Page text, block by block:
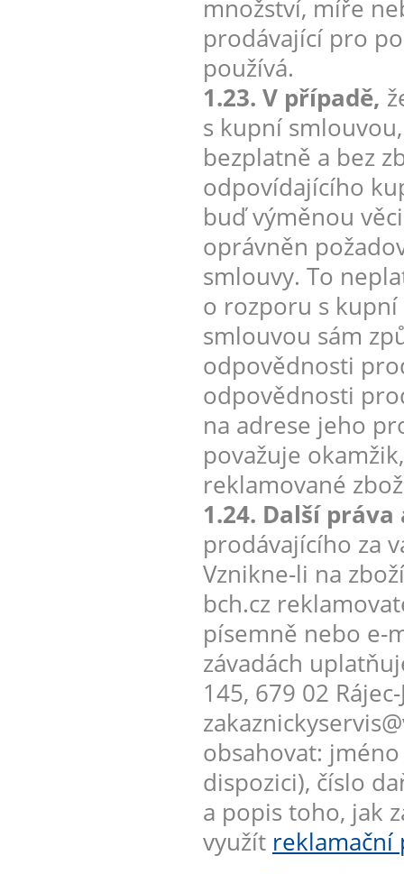
množství, míře
prodávající pro
používá.
1.23. V případě,
s kupní
bezplatně a bez
odpovídajícího
buď výměnou
oprávněn
smlouvy. To
o rozporu s
smlouvou sám
odpovědnosti
odpovědnosti
na adrese jeho
považuje
reklamované
1.24. Další
prodávajícího za
Vznikne-li na
bch.cz
písemně nebo e-
závadách
145, 679 02
obsahovat:
dispozici), číslo
a popis toho, jak
využít